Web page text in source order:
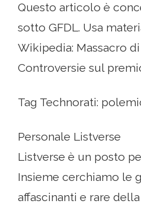
Questo articolo è
sotto GFDL. Usa
Wikipedia: Massacro di
Controversie sul
Tag Technorati:
Personale Listverse
Listverse è un posto
Insieme cerchiamo le
affascinanti e rare